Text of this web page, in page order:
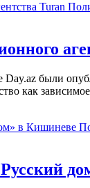
Day.az были
как